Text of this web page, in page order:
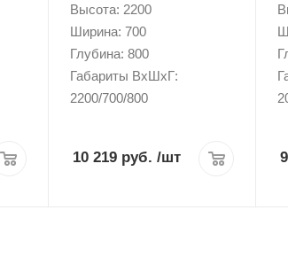
Высота: 2200
Ширина: 700
Глубина: 800
Габариты ВxШxГ:
2200/700/800
10 219 руб. /шт